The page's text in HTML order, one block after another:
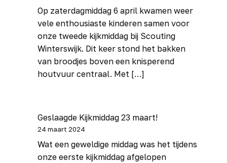
Op zaterdagmiddag 6 april kwamen weer
vele enthousiaste kinderen samen voor
onze tweede kijkmiddag bij Scouting
Winterswijk. Dit keer stond het bakken
van broodjes boven een knisperend
houtvuur centraal. Met […]
Geslaagde Kijkmiddag 23 maart!
24 maart 2024
Wat een geweldige middag was het tijdens
onze eerste kijkmiddag afgelopen